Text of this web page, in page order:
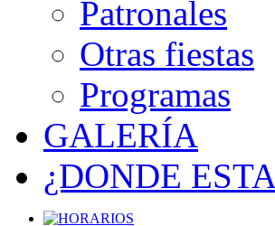
Patronales
Otras fiestas
Programas
GALERÍA
¿DONDE